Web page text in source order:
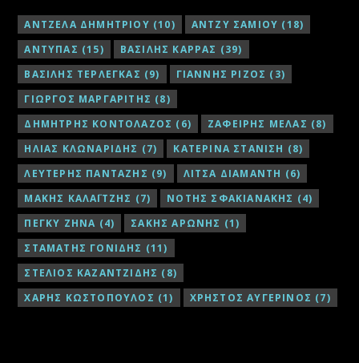
ΑΝΤΖΕΛΑ ΔΗΜΗΤΡΙΟΥ (10) ΑΝΤΖΥ ΣΑΜΙΟΥ (18)
ΑΝΤΥΠΑΣ (15) ΒΑΣΙΛΗΣ ΚΑΡΡΑΣ (39)
ΒΑΣΙΛΗΣ ΤΕΡΛΕΓΚΑΣ (9) ΓΙΑΝΝΗΣ ΡΙΖΟΣ (3)
ΓΙΩΡΓΟΣ ΜΑΡΓΑΡΙΤΗΣ (8)
ΔΗΜΗΤΡΗΣ ΚΟΝΤΟΛΑΖΟΣ (6) ΖΑΦΕΙΡΗΣ ΜΕΛΑΣ (8)
ΗΛΙΑΣ ΚΛΩΝΑΡΙΔΗΣ (7) ΚΑΤΕΡΙΝΑ ΣΤΑΝΙΣΗ (8)
ΛΕΥΤΕΡΗΣ ΠΑΝΤΑΖΗΣ (9) ΛΙΤΣΑ ΔΙΑΜΑΝΤΗ (6)
ΜΑΚΗΣ ΚΑΛΑΪΤΖΗΣ (7) ΝΟΤΗΣ ΣΦΑΚΙΑΝΑΚΗΣ (4)
ΠΕΓΚΥ ΖΗΝΑ (4) ΣΑΚΗΣ ΑΡΩΝΗΣ (1)
ΣΤΑΜΑΤΗΣ ΓΟΝΙΔΗΣ (11)
ΣΤΕΛΙΟΣ ΚΑΖΑΝΤΖΙΔΗΣ (8)
ΧΑΡΗΣ ΚΩΣΤΟΠΟΥΛΟΣ (1) ΧΡΗΣΤΟΣ ΑΥΓΕΡΙΝΟΣ (7)